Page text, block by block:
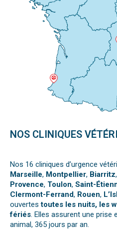
NOS CLINIQUES
Nos 16 cliniques d’urgence
Marseille, Montpellier, Biarritz,
Provence, Toulon, Saint-
Clermont-Ferrand, Rouen,
ouvertestoutes les nuits, les
fériés. Elles assurent une prise
animal, 365 jours par an.